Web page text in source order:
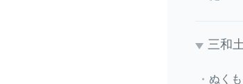
三和
ぬく